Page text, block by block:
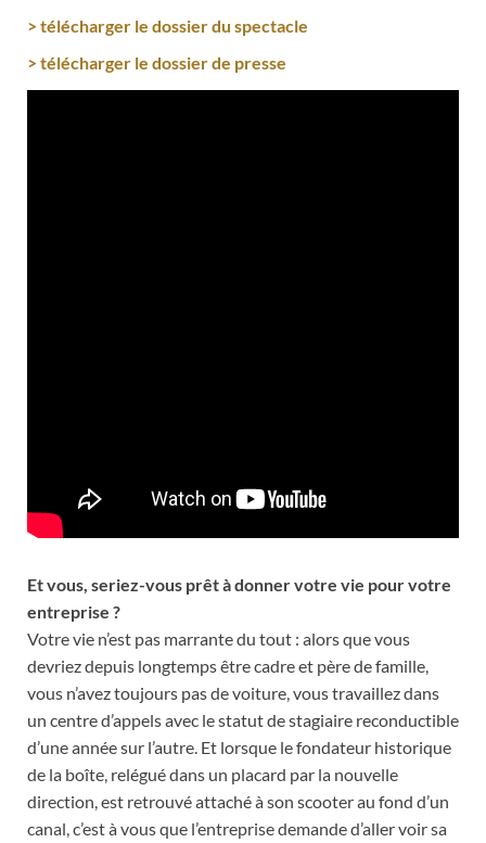
> télécharger le dossier du spectacle
> télécharger le dossier de presse
Et vous, seriez-vous prêt à donner votre vie pour votre
entreprise ?
Votre vie n’est pas marrante du tout : alors que vous
devriez depuis longtemps être cadre et père de famille,
vous n’avez toujours pas de voiture, vous travaillez dans
un centre d’appels avec le statut de stagiaire reconductible
d’une année sur l’autre. Et lorsque le fondateur historique
de la boîte, relégué dans un placard par la nouvelle
direction, est retrouvé attaché à son scooter au fond d’un
canal, c’est à vous que l’entreprise demande d’aller voir sa